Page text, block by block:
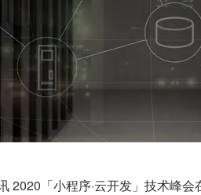
2020「小程序·云开发」技术峰